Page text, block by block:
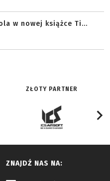
w nowej książce Ti...
ZŁOTY PARTNER
ZNAJDŹ NAS NA: